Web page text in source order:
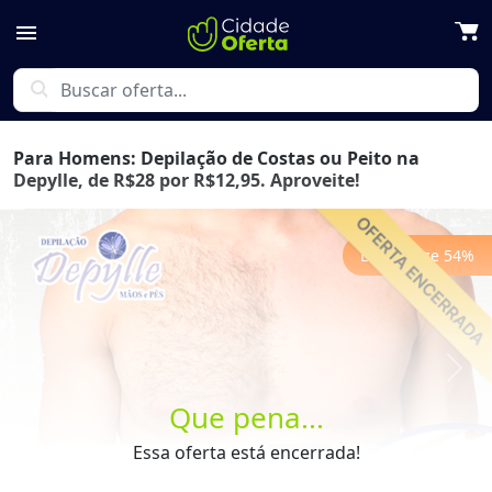
menu
search
Que pena...
Essa oferta está encerrada!
Para Homens: Depilação de Costas ou Peito na
Depylle, de R$28 por R$12,95. Aproveite!
Economize 54%
Next